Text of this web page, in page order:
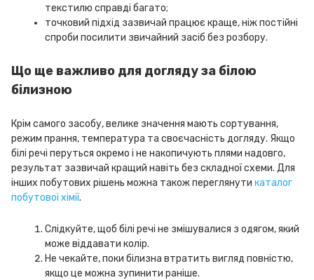
текстилю справді багато;
точковий підхід зазвичай працює краще, ніж постійні
спроби посилити звичайний засіб без розбору.
Що ще важливо для догляду за білою
білизною
Крім самого засобу, велике значення мають сортування,
режим прання, температура та своєчасність догляду. Якщо
білі речі перуться окремо і не накопичують плями надовго,
результат зазвичай кращий навіть без складної схеми. Для
інших побутових рішень можна також переглянути каталог
побутової хімії.
Слідкуйте, щоб білі речі не змішувалися з одягом, який
може віддавати колір.
Не чекайте, поки білизна втратить вигляд повністю,
якщо це можна зупинити раніше.